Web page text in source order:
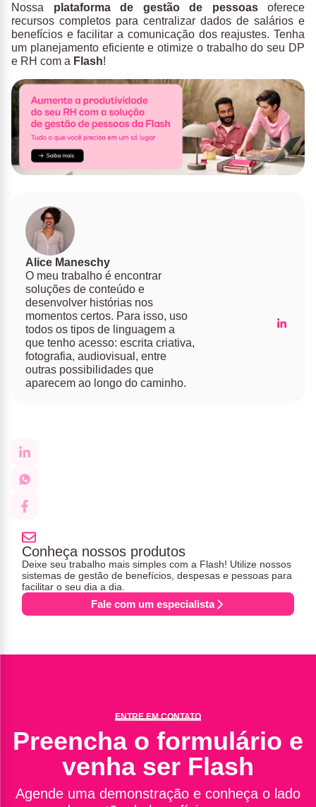
Nossa plataforma de gestão de pessoasoferece
recursos completos para centralizar dados de salários e
benefícios e facilitar a comunicação dos reajustes. Tenha
um planejamento eficiente e otimize o trabalho do seu DP
e RH com a Flash!
Alice Maneschy
O meu trabalho é encontrar
soluções de conteúdo e
desenvolver histórias nos
momentos certos. Para isso, uso
todos os tipos de linguagem a
que tenho acesso: escrita criativa,
fotografia, audiovisual, entre
outras possibilidades que
aparecem ao longo do caminho.
Conheça nossos produtos
Deixe seu trabalho mais simples com a Flash! Utilize nossos
sistemas de gestão de benefícios, despesas e pessoas para
facilitar o seu dia a dia.
Fale com um especialista
ENTRE EM CONTATO
Preencha o formulário e
venha ser Flash
Agende uma demonstração e conheça o lado